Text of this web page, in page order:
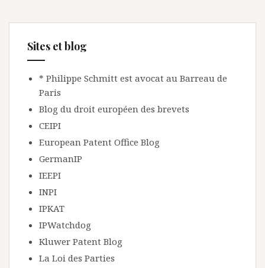
Sites et blog
* Philippe Schmitt est avocat au Barreau de
Paris
Blog du droit européen des brevets
CEIPI
European Patent Office Blog
GermanIP
IEEPI
INPI
IPKAT
IPWatchdog
Kluwer Patent Blog
La Loi des Parties